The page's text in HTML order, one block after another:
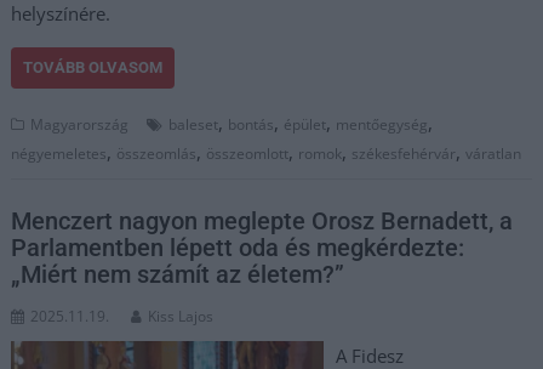
helyszínére.
TOVÁBB OLVASOM
Magyarország baleset, bontás, épület, mentőegység,
négyemeletes, összeomlás, összeomlott, romok, székesfehérvár,váratlan
Menczert nagyon meglepte Orosz Bernadett, a
Parlamentben lépett oda és megkérdezte:
„Miért nem számít az életem?”
2025.11.19. Kiss Lajos
A Fidesz